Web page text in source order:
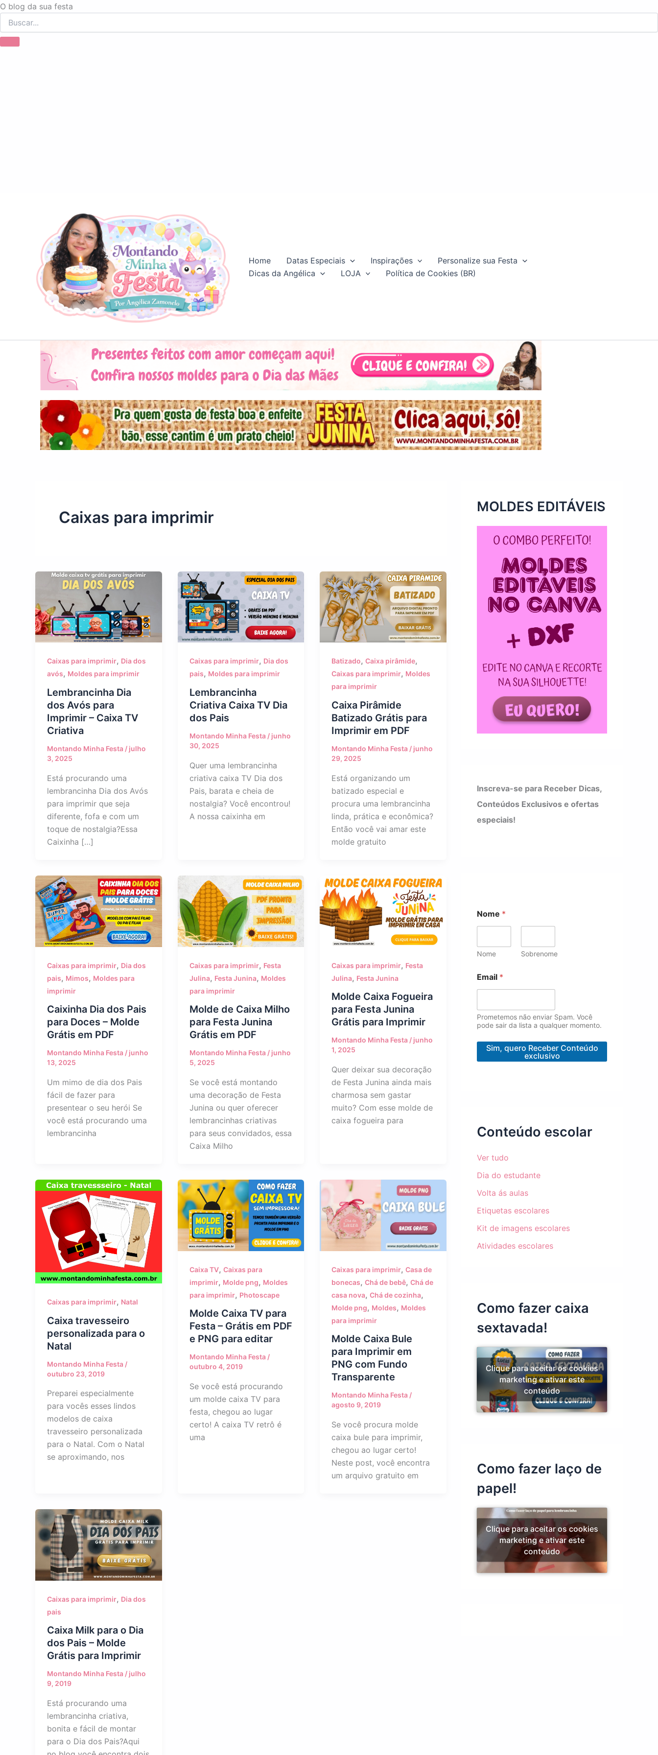
O blog da sua festa
Ir
para
o
conteúdo
Home Datas Especiais Inspirações
Personalize sua Festa
Dicas da Angélica
LOJA Política de Cookies (BR)
Caixas para imprimir
Caixas para imprimir, Dia dos
avós, Moldes para imprimir
Lembrancinha Dia
dos Avós para
Imprimir – Caixa TV
Criativa
Montando Minha Festa / julho
3, 2025
Está procurando uma
lembrancinha Dia dos Avós
para imprimir que seja
diferente, fofa e com um
toque de nostalgia?Essa
Caixinha […]
Caixas para imprimir, Dia dos
pais, Moldes para imprimir
Lembrancinha
Criativa Caixa TV Dia
dos Pais
Montando Minha Festa / junho
30, 2025
Quer uma lembrancinha
criativa caixa TV Dia dos
Pais, barata e cheia de
nostalgia? Você encontrou!
A nossa caixinha em
Batizado,Caixa pirâmide,
Caixas para imprimir, Moldes
para imprimir
Caixa Pirâmide
Batizado Grátis para
Imprimir em PDF
Montando Minha Festa / junho
29, 2025
Está organizando um
batizado especial e
procura uma lembrancinha
linda, prática e econômica?
Então você vai amar este
molde gratuito
Caixas para imprimir, Dia dos
pais, Mimos, Moldes para
imprimir
Caixinha Dia dos Pais
para Doces – Molde
Grátis em PDF
Montando Minha Festa / junho
13, 2025
Um mimo de dia dos Pais
fácil de fazer para
presentear o seu herói Se
você está procurando uma
lembrancinha
Caixas para imprimir, Festa
Julina, Festa Junina, Moldes
para imprimir
Molde de Caixa Milho
para Festa Junina
Grátis em PDF
Montando Minha Festa / junho
5, 2025
Se você está montando
uma decoração de Festa
Junina ou quer oferecer
lembrancinhas criativas
para seus convidados, essa
Caixa Milho
Caixas para imprimir, Festa
Julina, Festa Junina
Molde Caixa Fogueira
para Festa Junina
Grátis para Imprimir
Montando Minha Festa / junho
1, 2025
Quer deixar sua decoração
de Festa Junina ainda mais
charmosa sem gastar
muito? Com esse molde de
caixa fogueira para
Caixas para imprimir, Natal
Caixa travesseiro
personalizada para o
Natal
Montando Minha Festa /
outubro 23, 2019
Preparei especialmente
para vocês esses lindos
modelos de caixa
travesseiro personalizada
para o Natal. Com o Natal
se aproximando, nos
Caixa TV, Caixas para
imprimir, Molde png, Moldes
para imprimir, Photoscape
Molde Caixa TV para
Festa – Grátis em PDF
e PNG para editar
Montando Minha Festa /
outubro 4, 2019
Se você está procurando
um molde caixa TV para
festa, chegou ao lugar
certo! A caixa TV retrô é
uma
Caixas para imprimir,Casa de
bonecas,Chá de bebê,Chá de
casa nova,Chá de cozinha,
Molde png, Moldes, Moldes
para imprimir
Molde Caixa Bule
para Imprimir em
PNG com Fundo
Transparente
Montando Minha Festa /
agosto 9, 2019
Se você procura molde
caixa bule para imprimir,
chegou ao lugar certo!
Neste post, você encontra
um arquivo gratuito em
Caixas para imprimir, Dia dos
pais
Caixa Milk para o Dia
dos Pais – Molde
Grátis para Imprimir
Montando Minha Festa / julho
9, 2019
Está procurando uma
lembrancinha criativa,
bonita e fácil de montar
para o Dia dos Pais?Aqui
MOLDES EDITÁVEIS
Inscreva-se para Receber Dicas,
Conteúdos Exclusivos e ofertas
especiais!
Nome *
Nome Sobrenome
m
a
l
*
N
m
Email *
Prometemos não enviar Spam. Você
pode sair da lista a qualquer momento.
Sim, quero Receber Conteúdo
exclusivo
Conteúdo escolar
Ver tudo
Dia do estudante
Volta ás aulas
Etiquetas escolares
Kit de imagens escolares
Atividades escolares
Como fazer caixa
sextavada!
Clique para aceitar os cookies
marketing e ativar este
conteúdo
Como fazer laço de
papel!
Clique para aceitar os cookies
marketing e ativar este
conteúdo